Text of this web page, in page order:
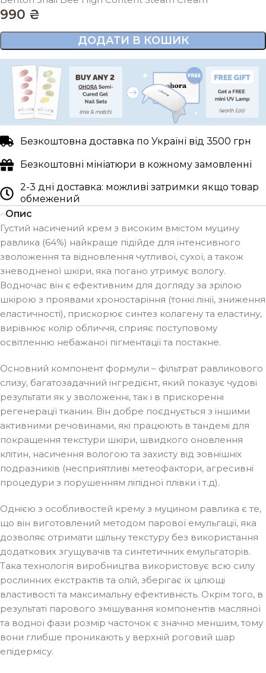
990 ₴
ДОДАТИ В КОШИК
Безкоштовна доставка по Україні від 3500 грн
Безкоштовні мініатюри в кожному замовленні
2-3 дні доставка: можливі затримки якщо товар
обмежений
Опис
Густий насичений крем з високим вмістом муцину
равлика (64%) найкраще підійде для інтенсивного
зволоження та відновлення чутливої, сухої, а також
зневодненої шкіри, яка погано утримує вологу.
Водночас він є ефективним для догляду за зрілою
шкірою з проявами хроностаріння (тонкі лінії, зниження
еластичності), прискорює синтез колагену та еластину,
вирівнює колір обличчя, сприяє поступовому
освітленню небажаної пігментації та постакне.
Основний компонент формули – фільтрат равликового
слизу, багатозадачний інгредієнт, який показує чудові
результати як у зволоженні, так і в прискоренні
регенерації тканин. Він добре поєднується з іншими
активними речовинами, які працюють в тандемі для
покращення текстури шкіри, швидкого оновлення
клітин, насичення вологою та захисту від зовнішніх
подразників (несприятливі метеофактори, агресивні
процедури з порушенням ліпідної плівки і т.д).
Однією з особливостей крему з муцином равлика є те,
що він виготовлений методом парової емульгації, яка
дозволяє отримати щільну текстуру без використання
додаткових згущувачів та синтетичних емульгаторів.
Така технологія виробництва використовує всю силу
рослинних екстрактів та олій, зберігає їх цілющі
властивості та максимальну ефективність. Окрім того, в
результаті парового змішування компонентів масляної
та водної фази розмір часточок є значно меншим, тому
вони глибше проникають у верхній роговий шар
епідермісу.